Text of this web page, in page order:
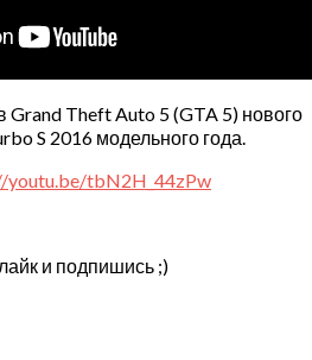
Grand Theft Auto 5 (GTA 5) нового
S 2016 модельного года.
youtu.be/tbN2H_44zPw
и подпишись ;)